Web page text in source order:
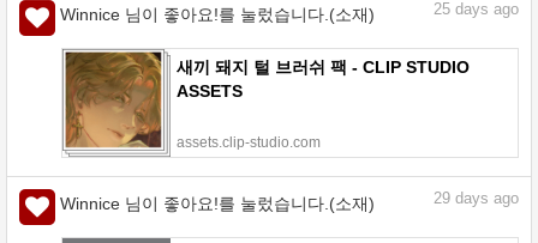
Winnice 님이 좋아요!를 눌렀습니다.(소재) 25 days ago
새끼 돼지 털 브러쉬 팩 - CLIP STUDIO
ASSETS
assets.clip-studio.com
Winnice 님이 좋아요!를 눌렀습니다.(소재) 29 days ago